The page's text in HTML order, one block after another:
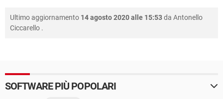
Ultimo aggiornamento 14 agosto 2020 alle 15:53da Antonello
Ciccarello .
SOFTWARE PIÙ POPOLARI